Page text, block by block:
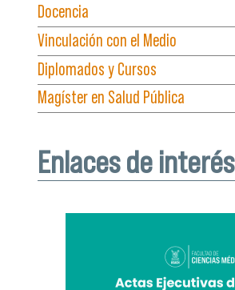
Docencia
Vinculación con el Medio
Diplomados y Cursos
Magíster en Salud Pública
Enlaces de interés